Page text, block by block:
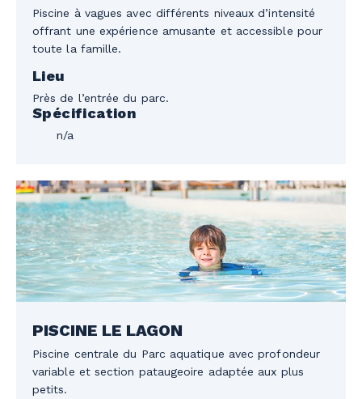
Piscine à vagues avec différents niveaux d’intensité
offrant une expérience amusante et accessible pour
toute la famille.
Lieu
Près de l’entrée du parc.
Spécification
n/a
PISCINE LE LAGON
Piscine centrale du Parc aquatique avec profondeur
variable et section pataugeoire adaptée aux plus
petits.